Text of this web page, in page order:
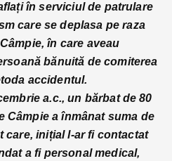
în serviciul de patrulare
care se deplasa pe raza
în care aveau
bănuită de comiterea
accidentul.
a.c., un bărbat de 80
Câmpie a înmânat suma de
care, inițial l-ar fi contactat
a fi personal medical,